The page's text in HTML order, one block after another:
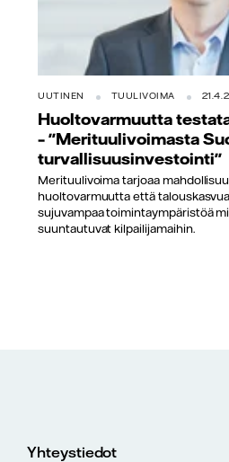
UUTINEN TUULIVOIMA
Huoltovarmuutta
– "Merituulivoimasta
turvallisuusinvestointi"
Merituulivoima tarjoaa
huoltovarmuutta että
sujuvampaa toimintaympäristöä
suuntautuvat kilpailijamaihin.
Yhteystiedot